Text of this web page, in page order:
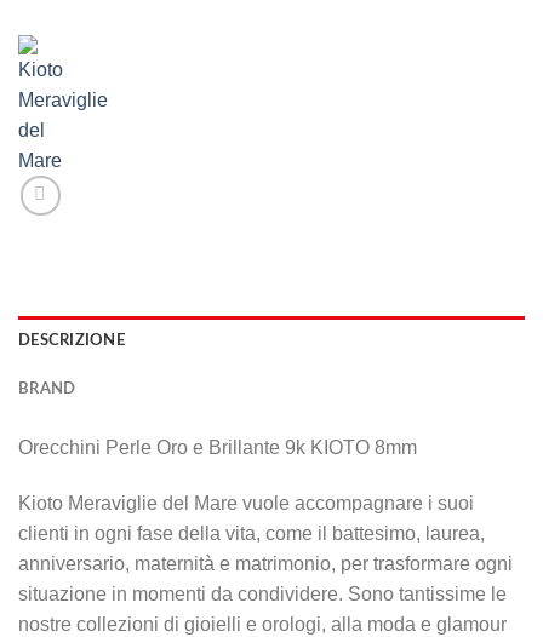
DESCRIZIONE
BRAND
Orecchini Perle Oro e Brillante 9k KIOTO 8mm
Kioto Meraviglie del Mare vuole accompagnare i suoi
clienti in ogni fase della vita, come il battesimo, laurea,
anniversario, maternità e matrimonio, per trasformare ogni
situazione in momenti da condividere. Sono tantissime le
nostre collezioni di gioielli e orologi, alla moda e glamour